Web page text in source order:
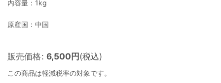
内容量：1kg
原産国：中国
販売価格: 6,500円(税込)
この商品は軽減税率の対象です。